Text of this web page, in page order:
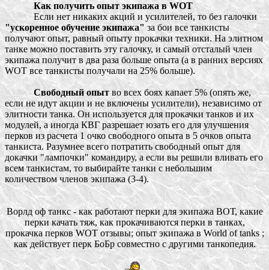
Как получить опыт экипажа в WOT
Если нет никаких акций и усилителей, то без галочки
"ускоренное обучение экипажа"за бои все танкисты
получают опыт, равный опыту прокачки техники. На элитном
танке можно поставить эту галочку, и самый отсталый член
экипажа получит в два раза больше опыта (а в ранних версиях
WOT все танкисты получали на 25% больше).
Свободный опытво всех боях капает 5% (опять же,
если не идут акции и не включены усилители), независимо от
элитности танка. Он используется для прокачки танков и их
модулей, а иногда КВГ разрешает юзать его для улучшения
перков из расчета 1 очко свободного опыта в 5 очков опыта
танкиста. Разумнее всего потратить свободный опыт для
докачки "лампочки" командиру, а если вы решили вливать его
всем танкистам, то выбирайте танки с небольшим
количеством членов экипажа (3-4).
Ворлд оф танкс - как работают перки для экипажа ВОТ, какие
перки качать тяж, как прокачиваются перки в танках,
прокачка перков WOT отзывы; опыт экипажа в World of tanks ;
как действует перк БоБр совместно с другими танкопедия.